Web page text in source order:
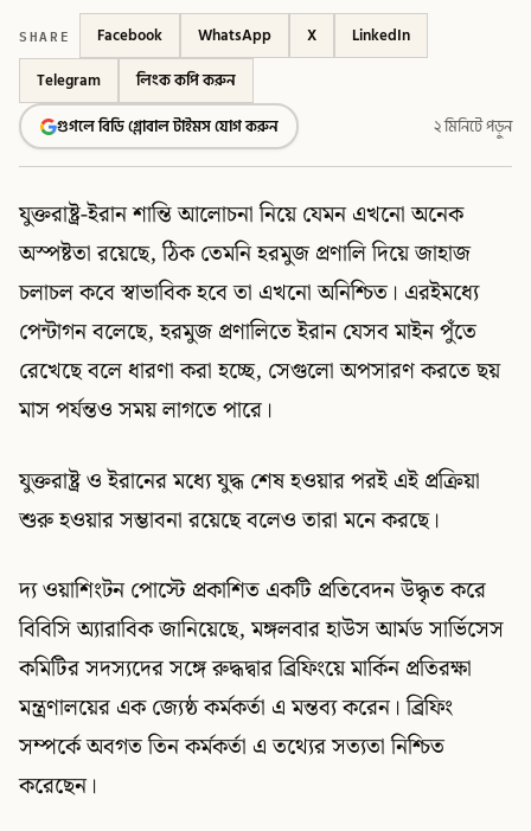
SHARE Facebook WhatsApp X
LinkedIn
Telegram
লিংক কপি করুন
গুগলে বিডি গ্লোবাল টাইমস যোগ করুন
২ মিনিটে পড়ুন
যুক্তরাষ্ট্র-ইরান শান্তি আলোচনা নিয়ে যেমন এখনো অনেক
অস্পষ্টতা রয়েছে, ঠিক তেমনি হরমুজ প্রণালি দিয়ে জাহাজ
চলাচল কবে স্বাভাবিক হবে তা এখনো অনিশ্চিত। এরইমধ্যে
পেন্টাগন বলেছে, হরমুজ প্রণালিতে ইরান যেসব মাইন পুঁতে
রেখেছে বলে ধারণা করা হচ্ছে, সেগুলো অপসারণ করতে ছয়
মাস পর্যন্তও সময় লাগতে পারে।
যুক্তরাষ্ট্র ও ইরানের মধ্যে যুদ্ধ শেষ হওয়ার পরই এই প্রক্রিয়া
শুরু হওয়ার সম্ভাবনা রয়েছে বলেও তারা মনে করছে।
দ্য ওয়াশিংটন পোস্টে প্রকাশিত একটি প্রতিবেদন উদ্ধৃত করে
বিবিসি অ্যারাবিক জানিয়েছে, মঙ্গলবার হাউস আর্মড সার্ভিসেস
কমিটির সদস্যদের সঙ্গে রুদ্ধদ্বার ব্রিফিংয়ে মার্কিন প্রতিরক্ষা
মন্ত্রণালয়ের এক জ্যেষ্ঠ কর্মকর্তা এ মন্তব্য করেন। ব্রিফিং
সম্পর্কে অবগত তিন কর্মকর্তা এ তথ্যের সত্যতা নিশ্চিত
করেছেন।